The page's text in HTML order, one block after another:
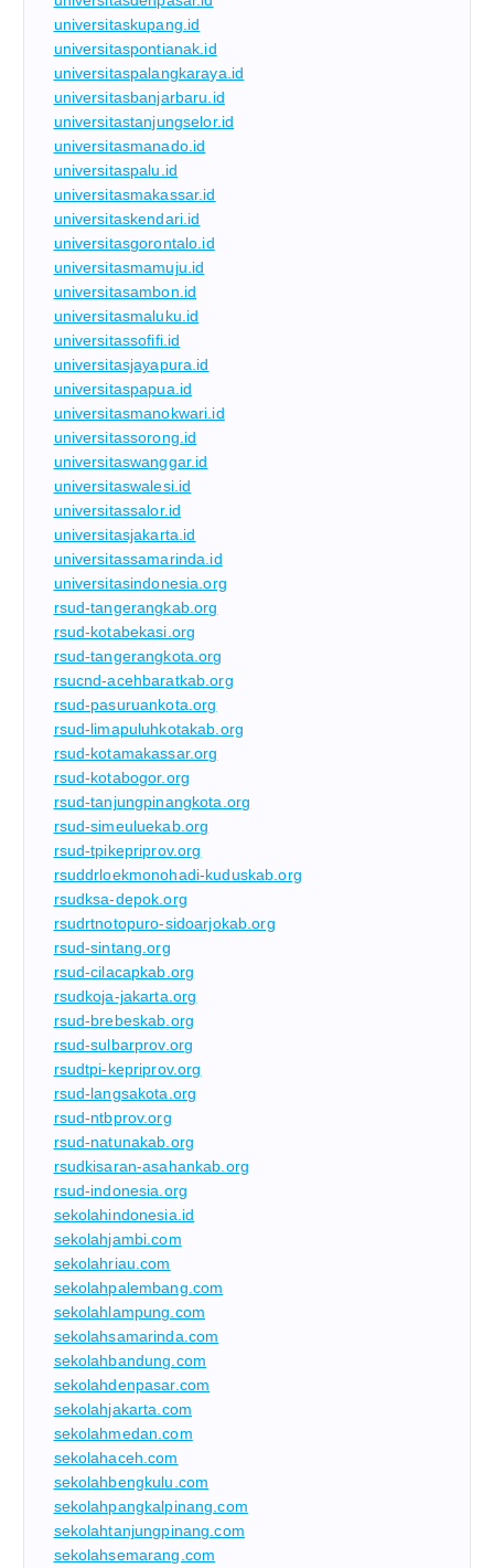
universitaskupang.id
universitaspontianak.id
universitaspalangkaraya.id
universitasbanjarbaru.id
universitastanjungselor.id
universitasmanado.id
universitaspalu.id
universitasmakassar.id
universitaskendari.id
universitasgorontalo.id
universitasmamuju.id
universitasambon.id
universitasmaluku.id
universitassofifi.id
universitasjayapura.id
universitaspapua.id
universitasmanokwari.id
universitassorong.id
universitaswanggar.id
universitaswalesi.id
universitassalor.id
universitasjakarta.id
universitassamarinda.id
universitasindonesia.org
rsud-tangerangkab.org
rsud-kotabekasi.org
rsud-tangerangkota.org
rsucnd-acehbaratkab.org
rsud-pasuruankota.org
rsud-limapuluhkotakab.org
rsud-kotamakassar.org
rsud-kotabogor.org
rsud-tanjungpinangkota.org
rsud-simeuluekab.org
rsud-tpikepriprov.org
rsuddrloekmonohadi-kuduskab.org
rsudksa-depok.org
rsudrtnotopuro-sidoarjokab.org
rsud-sintang.org
rsud-cilacapkab.org
rsudkoja-jakarta.org
rsud-brebeskab.org
rsud-sulbarprov.org
rsudtpi-kepriprov.org
rsud-langsakota.org
rsud-ntbprov.org
rsud-natunakab.org
rsudkisaran-asahankab.org
rsud-indonesia.org
sekolahindonesia.id
sekolahjambi.com
sekolahriau.com
sekolahpalembang.com
sekolahlampung.com
sekolahsamarinda.com
sekolahbandung.com
sekolahdenpasar.com
sekolahjakarta.com
sekolahmedan.com
sekolahaceh.com
sekolahbengkulu.com
sekolahpangkalpinang.com
sekolahtanjungpinang.com
sekolahsemarang.com